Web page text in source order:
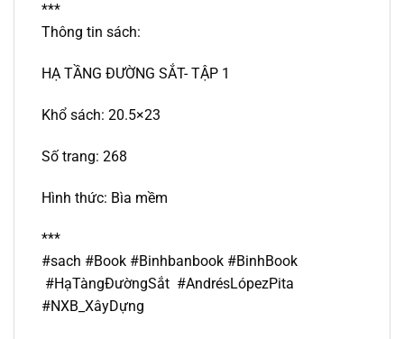
***
Thông tin sách:
HẠ TẦNG ĐƯỜNG SẮT- TẬP 1
Khổ sách: 20.5×23
Số trang: 268
Hình thức: Bìa mềm
***
#sach #Book #Binhbanbook #BinhBook
#HạTàngĐườngSắt #AndrésLópezPita
#NXB_XâyDựng